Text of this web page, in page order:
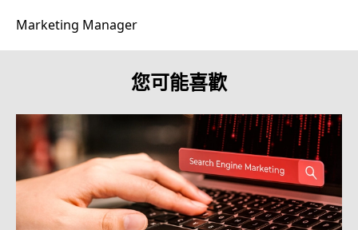
Marketing Manager
您可能喜歡